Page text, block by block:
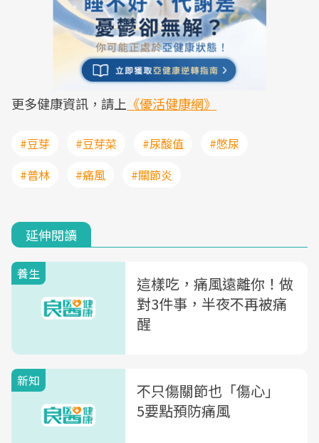
更多健康資訊，請上 《優活健康網》
#豆芽 #豆芽菜 #尿酸值
#憋尿
#普林
#痛風 #關節炎
延伸閱讀
養生
這樣吃，痛風遠離你！做
對3件事，半夜不再被痛
醒
新知
不只傷關節也「傷心」
5要點預防痛風